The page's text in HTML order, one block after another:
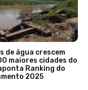
de água crescem
maiores cidades do
Ranking do
2025